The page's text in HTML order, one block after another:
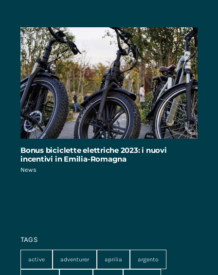
Bonus biciclette elettriche 2023: i nuovi
incentivi in Emilia-Romagna
News
TAGS
active adventurer aprilia argento